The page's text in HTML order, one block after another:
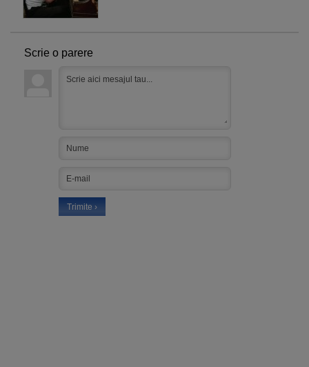
Scrie o parere